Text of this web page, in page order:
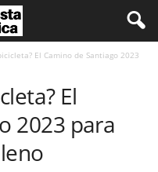
El Camino de Santiago 2023
El
2023 para